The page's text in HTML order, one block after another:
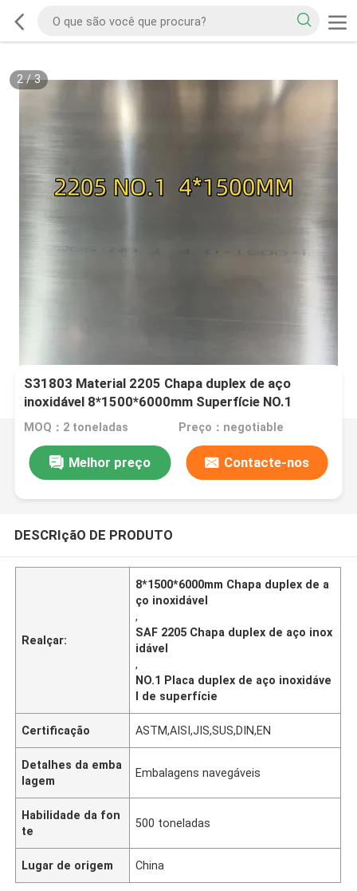
2/3
S31803 Material 2205 Chapa duplex de aço
inoxidável 8*1500*6000mm Superfície NO.1
MOQ：2 toneladas Preço：negotiable
Melhor preço Contacte-nos
DESCRIçãO DE PRODUTO
Realçar:
8*1500*6000mm Chapa duplex de a
ço inoxidável
,
SAF 2205 Chapa duplex de aço inox
idável
,
NO.1 Placa duplex de aço inoxidáve
l de superfície
Certificação ASTM,AISI,JIS,SUS,DIN,EN
Detalhes da emba
lagem
Embalagens navegáveis
Habilidade da fon
te
500 toneladas
Lugar de origem China